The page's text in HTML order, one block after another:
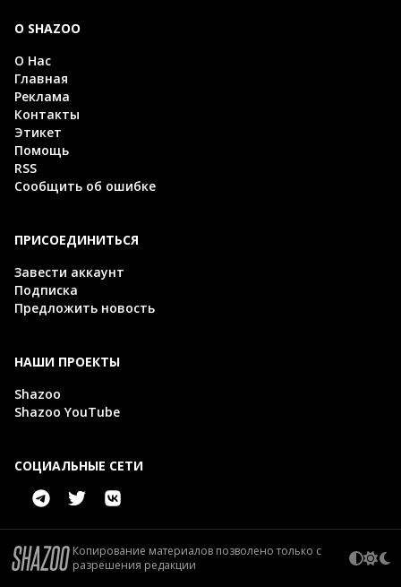
О SHAZOO
О Нас
Главная
Реклама
Контакты
Этикет
Помощь
RSS
Сообщить об ошибке
ПРИСОЕДИНИТЬСЯ
Завести аккаунт
Подписка
Предложить новость
НАШИ ПРОЕКТЫ
Shazoo
Shazoo YouTube
СОЦИАЛЬНЫЕ СЕТИ
Копирование материалов позволено только с
разрешения редакции